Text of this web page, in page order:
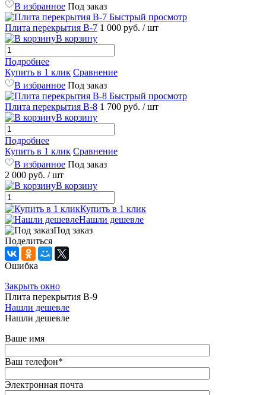
В избранное Под заказ
Быстрый просмотр
Плита перекрытия В-7 1 000 руб. / шт
В корзину
Подробнее
Купить в 1 клик Сравнение
В избранное Под заказ
Быстрый просмотр
Плита перекрытия В-8 1 700 руб. / шт
В корзину
Подробнее
Купить в 1 клик Сравнение
В избранное Под заказ
2 000 руб. / шт
В корзину
Купить в 1 клик
Нашли дешевле
Под заказ
Поделиться
Ошибка
Закрыть окно
Плита перекрытия В-9
Нашли дешевле
Нашли дешевле
Ваше имя
Ваш телефон*
Электронная почта